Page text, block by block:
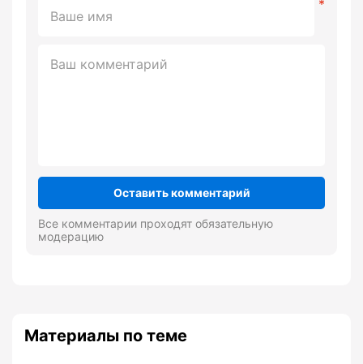
Оставить комментарий
Все комментарии проходят обязательную
модерацию
Материалы по теме